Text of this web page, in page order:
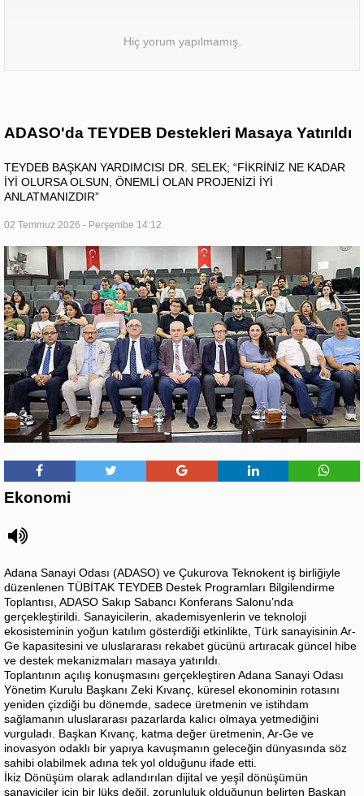
Hiç yorum yapılmamış.
ADASO'da TEYDEB Destekleri Masaya Yatırıldı
TEYDEB BAŞKAN YARDIMCISI DR. SELEK; “FİKRİNİZ NE KADAR
İYİ OLURSA OLSUN, ÖNEMLİ OLAN PROJENİZİ İYİ
ANLATMANIZDIR”
02 Temmuz 2026 - Perşembe 14:12
Ekonomi
Adana Sanayi Odası (ADASO) ve Çukurova Teknokent iş birliğiyle
düzenlenen TÜBİTAK TEYDEB Destek Programları Bilgilendirme
Toplantısı, ADASO Sakıp Sabancı Konferans Salonu’nda
gerçekleştirildi. Sanayicilerin, akademisyenlerin ve teknoloji
ekosisteminin yoğun katılım gösterdiği etkinlikte, Türk sanayisinin Ar-
Ge kapasitesini ve uluslararası rekabet gücünü artıracak güncel hibe
ve destek mekanizmaları masaya yatırıldı.
Toplantının açılış konuşmasını gerçekleştiren Adana Sanayi Odası
Yönetim Kurulu Başkanı Zeki Kıvanç, küresel ekonominin rotasını
yeniden çizdiği bu dönemde, sadece üretmenin ve istihdam
sağlamanın uluslararası pazarlarda kalıcı olmaya yetmediğini
vurguladı. Başkan Kıvanç, katma değer üretmenin, Ar-Ge ve
inovasyon odaklı bir yapıya kavuşmanın geleceğin dünyasında söz
sahibi olabilmek adına tek yol olduğunu ifade etti.
İkiz Dönüşüm olarak adlandırılan dijital ve yeşil dönüşümün
sanayiciler için bir lüks değil, zorunluluk olduğunun belirten Başkan